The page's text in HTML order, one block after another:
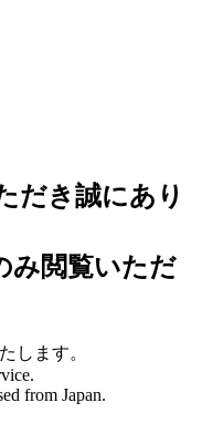
だき誠にあり
み閲覧いただ
します。
from Japan.